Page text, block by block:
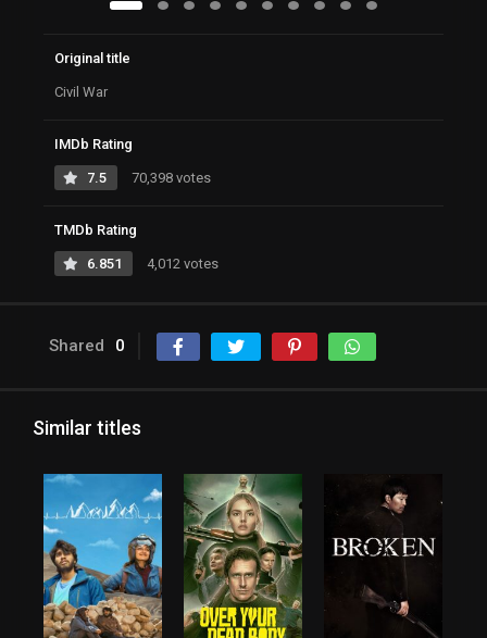
Original title
Civil War
IMDb Rating
7.5 70,398 votes
TMDb Rating
6.851 4,012 votes
Shared 0
Similar titles